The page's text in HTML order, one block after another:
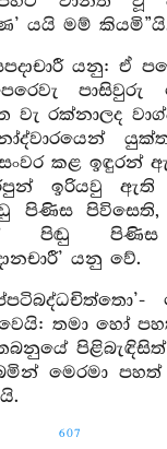
යයි මම්
යනු: ඒ
පාසිවුරු
වැ රක්නාලද
කළ ඉඳුරන්
ඉරියවු ඇති
පිණිස
පිඬු පිණිස
යනු වේ.
තමා හෝ
මෙරමා
607